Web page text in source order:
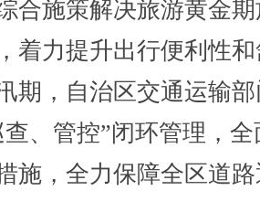
合施策解决旅游黄金
着力提升出行便利性
期，自治区交通运输
、管控”闭环管理，全
施，全力保障全区道